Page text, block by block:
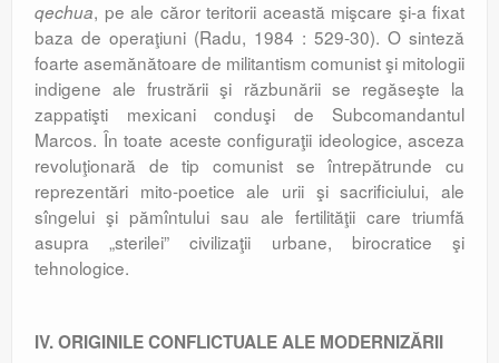
qechua, pe ale căror teritorii această mişcare şi-a fixat
baza de operaţiuni (Radu, 1984 : 529-30). O sinteză
foarte asemănătoare de militantism comunist şi mitologii
indigene ale frustrării şi răzbunării se regăseşte la
zappatişti mexicani conduşi de Subcomandantul
Marcos. În toate aceste configuraţii ideologice, asceza
revoluţionară de tip comunist se întrepătrunde cu
reprezentări mito-poetice ale urii şi sacrificiului, ale
sîngelui şi pămîntului sau ale fertilităţii care triumfă
asupra „sterilei” civilizaţii urbane, birocratice şi
tehnologice.
IV. ORIGINILE CONFLICTUALE ALE MODERNIZĂRII